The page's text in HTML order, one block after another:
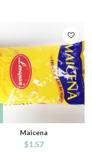
Maicena
$1.57